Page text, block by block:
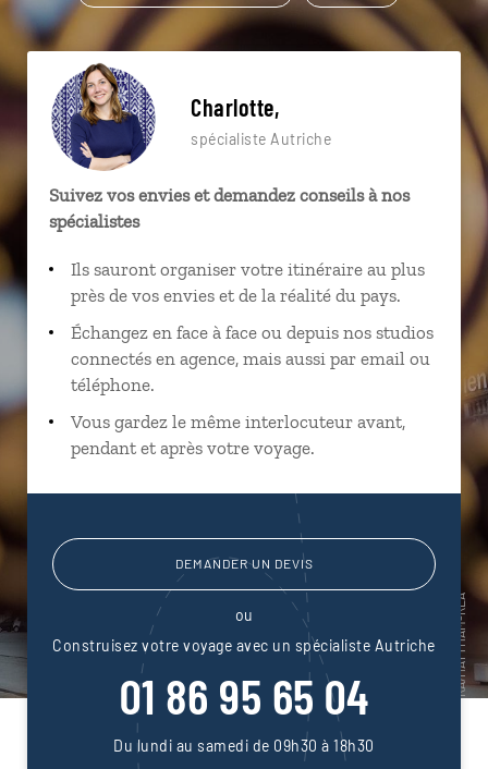
Charlotte,
spécialiste Autriche
Suivez vos envies et demandez conseils à nos
spécialistes
Ils sauront organiser votre itinéraire au plus
près de vos envies et de la réalité du pays.
Échangez en face à face ou depuis nos studios
connectés en agence, mais aussi par email ou
téléphone.
Vous gardez le même interlocuteur avant,
pendant et après votre voyage.
DEMANDER UN DEVIS
ou
Construisez votre voyage avec un spécialiste Autriche
01 86 95 65 04
Du lundi au samedi de 09h30 à 18h30